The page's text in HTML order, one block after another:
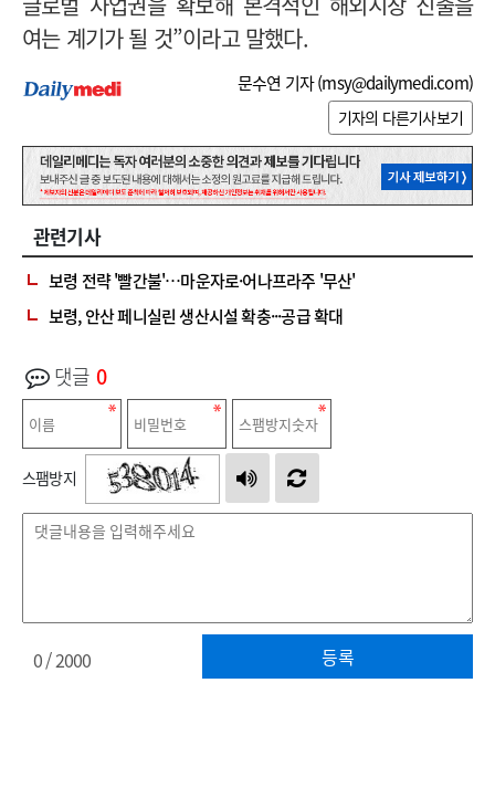
여는 계기가 될 것”이라고 말했다.
문수연 기자 (msy@dailymedi.com)
기자의 다른기사보기
관련기사
보령 전략 '빨간불'…마운자로·어나프라주 '무산'
보령, 안산 페니실린 생산시설 확충···공급 확대
댓글 0
스팸방지
등록
0/ 2000